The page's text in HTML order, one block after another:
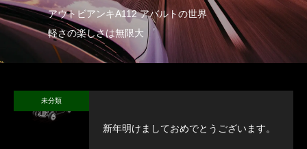
アウトビアンキA112 アバルトの世界
軽さの楽しさは無限大
未分類
新年明けましておめでとうございます。